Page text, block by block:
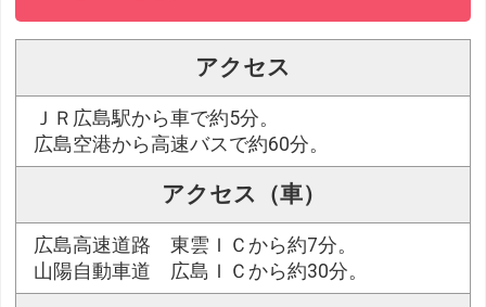
アクセス
ＪＲ広島駅から車で約5分。
広島空港から高速バスで約60分。
アクセス（車）
広島高速道路 東雲ＩＣから約7分。
山陽自動車道 広島ＩＣから約30分。